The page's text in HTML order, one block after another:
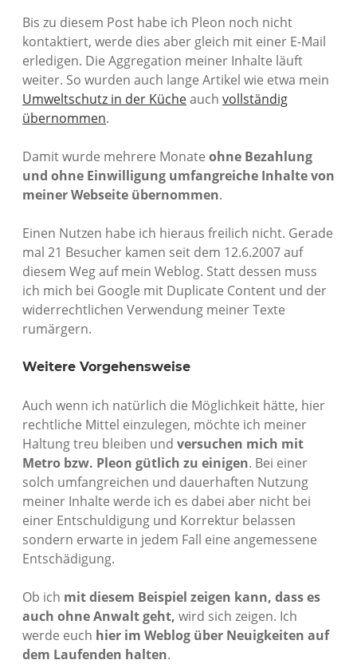
Bis zu diesem Post habe ich Pleon noch nicht
kontaktiert, werde dies aber gleich mit einer E-Mail
erledigen. Die Aggregation meiner Inhalte läuft
weiter. So wurden auch lange Artikel wie etwa mein
Umweltschutz in der Kücheauch vollständig
übernommen.
Damit wurde mehrere Monate ohne Bezahlung
und ohne Einwilligung umfangreiche Inhalte von
meiner Webseite übernommen.
Einen Nutzen habe ich hieraus freilich nicht. Gerade
mal 21 Besucher kamen seit dem 12.6.2007 auf
diesem Weg auf mein Weblog. Statt dessen muss
ich mich bei Google mit Duplicate Content und der
widerrechtlichen Verwendung meiner Texte
rumärgern.
Weitere Vorgehensweise
Auch wenn ich natürlich die Möglichkeit hätte, hier
rechtliche Mittel einzulegen, möchte ich meiner
Haltung treu bleiben und versuchen mich mit
Metro bzw. Pleon gütlich zu einigen. Bei einer
solch umfangreichen und dauerhaften Nutzung
meiner Inhalte werde ich es dabei aber nicht bei
einer Entschuldigung und Korrektur belassen
sondern erwarte in jedem Fall eine angemessene
Entschädigung.
Ob ich mit diesem Beispiel zeigen kann, dass es
auch ohne Anwalt geht, wird sich zeigen. Ich
werde euch hier im Weblog über Neuigkeiten auf
dem Laufenden halten.